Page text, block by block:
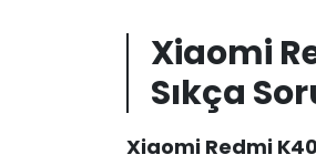
Xiaomi
Sıkça
Xiaomi Redmi